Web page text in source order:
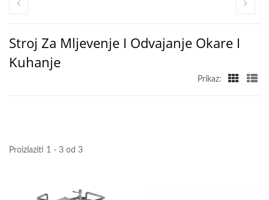
Stroj Za Mljevenje I Odvajanje Okare I
Kuhanje
Prikaz:
Proizlaziti 1 - 3 od 3